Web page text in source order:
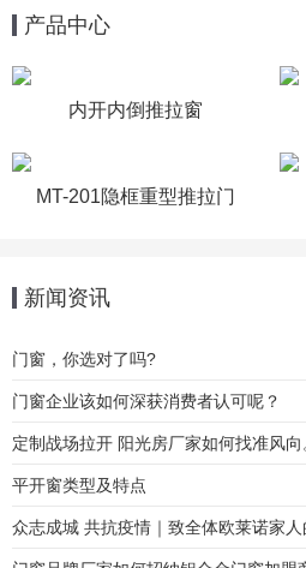
产品中心
内开内倒推拉窗
MT-201隐框重型推拉门
新闻资讯
门窗，你选对了吗?
门窗企业该如何深获消费者认可呢？
定制战场拉开 阳光房厂家如何找准风向
平开窗类型及特点
众志成城 共抗疫情｜致全体欧莱诺家人